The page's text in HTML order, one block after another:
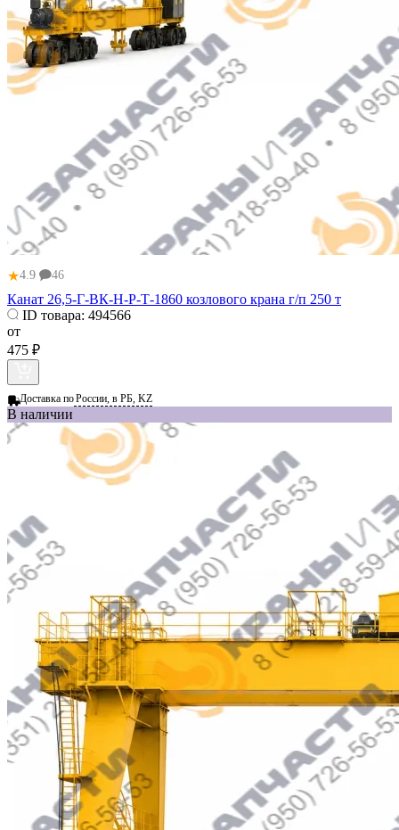
★4.9 46
Канат 26,5-Г-ВК-Н-Р-Т-1860 козлового крана г/п 250 т
ID товара: 494566
от
475 ₽
Доставка поРоссии, в РБ, KZ
В наличии